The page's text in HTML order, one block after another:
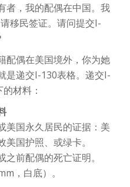
者，我的配偶在中国。我
移民签证。请问提交I-
配偶在美国境外，你为她
是递交I-130表格。递交I-
材料：
美国永久居民的证据：美
国护照、或绿卡。
前配偶的死亡证明。
，白底）。